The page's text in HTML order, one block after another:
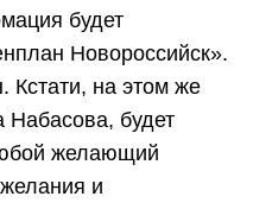
будет
Новороссийск».
Кстати, на этом же
Набасова, будет
желающий
и